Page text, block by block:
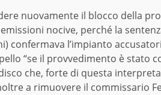
nuovamente il blocco della
nocive, perché la
confermava l’impianto
“se il provvedimento è stato
che, forte di questa
a rimuovere il commissario